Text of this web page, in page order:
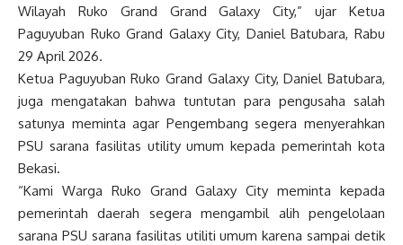
Wilayah Ruko Grand Grand Galaxy City,” ujar Ketua
Paguyuban Ruko Grand Galaxy City, Daniel Batubara, Rabu
29 April 2026.
Ketua Paguyuban Ruko Grand Galaxy City, Daniel Batubara,
juga mengatakan bahwa tuntutan para pengusaha salah
satunya meminta agar Pengembang segera menyerahkan
PSU sarana fasilitas utility umum kepada pemerintah kota
Bekasi.
“Kami Warga Ruko Grand Galaxy City meminta kepada
pemerintah daerah segera mengambil alih pengelolaan
sarana PSU sarana fasilitas utiliti umum karena sampai detik